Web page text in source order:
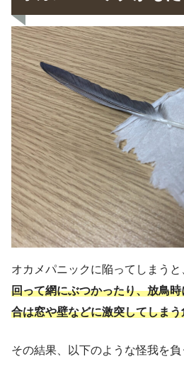
オカメパニックに陥ってしまうと
回って網にぶつかったり、放鳥
合は窓や壁などに激突してしまう
その結果、以下のような怪我を負